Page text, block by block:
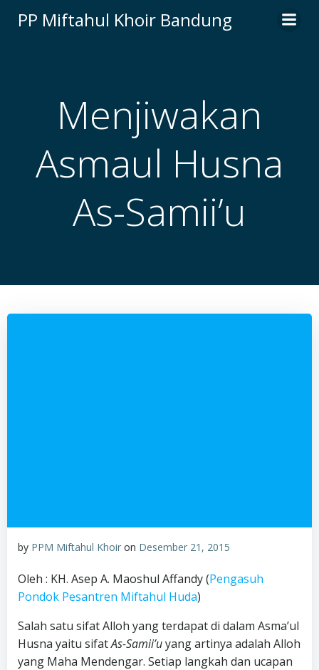
to
PP Miftahul Khoir Bandung
Menjiwakan
Asmaul Husna
As-Samii’u
by PPM Miftahul Khoir on Desember 21, 2015
Oleh : KH. Asep A. Maoshul Affandy (Pengasuh
Pondok Pesantren Miftahul Huda)
Salah satu sifat Alloh yang terdapat di dalam Asma’ul
Husna yaitu sifatAs-Samii’uyang artinya adalah Alloh
yang Maha Mendengar. Setiap langkah dan ucapan